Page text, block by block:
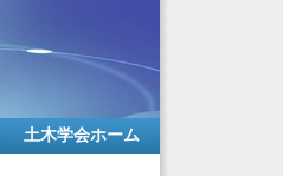
土木学会ホーム